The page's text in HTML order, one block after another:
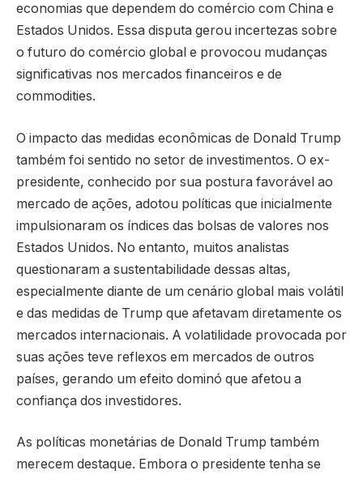
economias que dependem do comércio com China e
Estados Unidos. Essa disputa gerou incertezas sobre
o futuro do comércio global e provocou mudanças
significativas nos mercados financeiros e de
commodities.
O impacto das medidas econômicas de Donald Trump
também foi sentido no setor de investimentos. O ex-
presidente, conhecido por sua postura favorável ao
mercado de ações, adotou políticas que inicialmente
impulsionaram os índices das bolsas de valores nos
Estados Unidos. No entanto, muitos analistas
questionaram a sustentabilidade dessas altas,
especialmente diante de um cenário global mais volátil
e das medidas de Trump que afetavam diretamente os
mercados internacionais. A volatilidade provocada por
suas ações teve reflexos em mercados de outros
países, gerando um efeito dominó que afetou a
confiança dos investidores.
As políticas monetárias de Donald Trump também
merecem destaque. Embora o presidente tenha se